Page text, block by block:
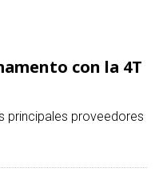
con la 4T
principales proveedores